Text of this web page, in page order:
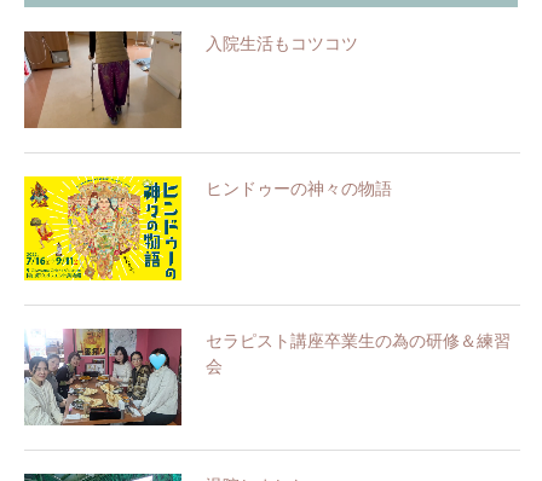
入院生活もコツコツ
ヒンドゥーの神々の物語
セラピスト講座卒業生の為の研修＆練習
会